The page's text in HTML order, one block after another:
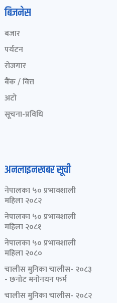
बिजनेस
बजार
पर्यटन
रोजगार
बैंक / वित्त
अटो
सूचना-प्रविधि
अनलाइनखबर सूची
नेपालका ५० प्रभावशाली
महिला २०८२
नेपालका ५० प्रभावशाली
महिला २०८१
नेपालका ५० प्रभावशाली
महिला २०८०
चालीस मुनिका चालीस- २०८३
- छनोट मनोनयन फर्म
चालीस मुनिका चालीस- २०८२